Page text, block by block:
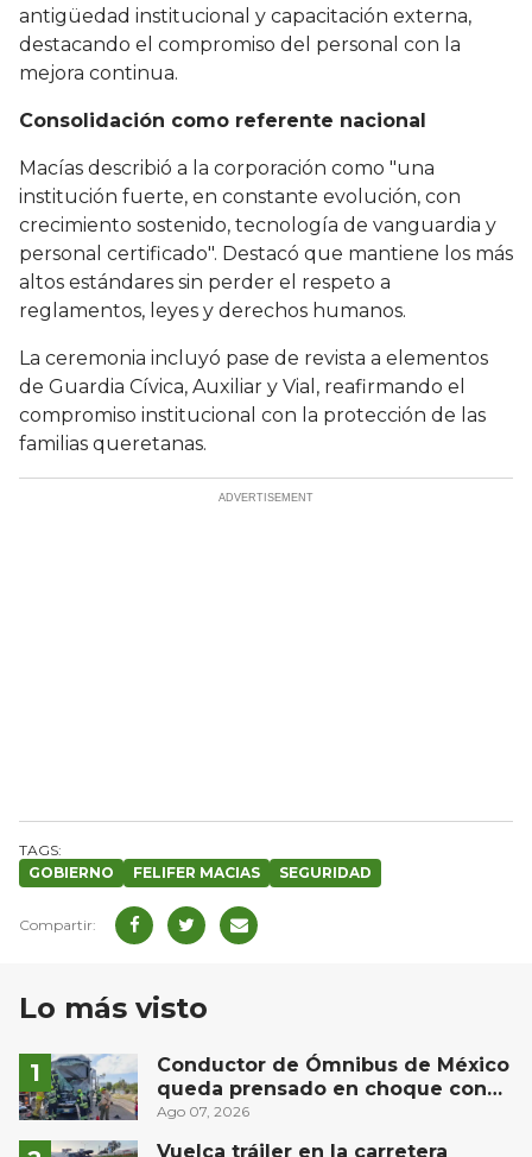
antigüedad institucional y capacitación externa,
destacando el compromiso del personal con la
mejora continua.
Consolidación como referente nacional
Macías describió a la corporación como "una
institución fuerte, en constante evolución, con
crecimiento sostenido, tecnología de vanguardia y
personal certificado". Destacó que mantiene los más
altos estándares sin perder el respeto a
reglamentos, leyes y derechos humanos.
La ceremonia incluyó pase de revista a elementos
de Guardia Cívica, Auxiliar y Vial, reafirmando el
compromiso institucional con la protección de las
familias queretanas.
GOBIERNO FELIFER MACIAS SEGURIDAD
Lo más visto
Conductor de Ómnibus de México
queda prensado en choque con
materialista en San Juan del Río
Ago 07, 2026
Vuelca tráiler en la carretera